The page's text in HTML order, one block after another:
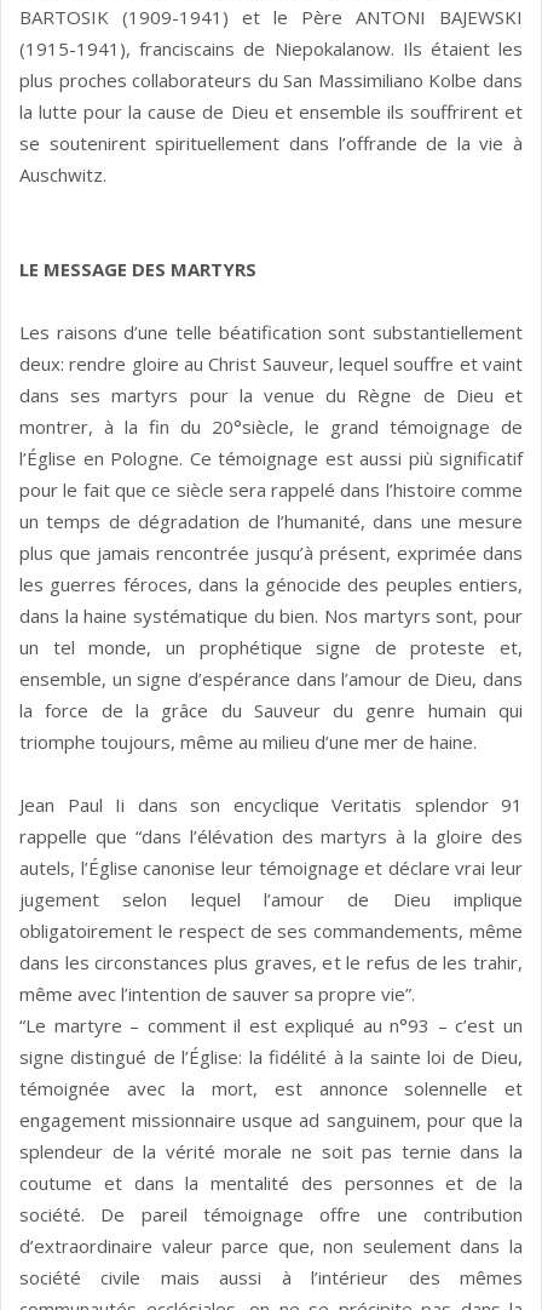
BARTOSIK (1909-1941) et le Père ANTONI BAJEWSKI
(1915-1941), franciscains de Niepokalanow. Ils étaient les
plus proches collaborateurs du San Massimiliano Kolbe dans
la lutte pour la cause de Dieu et ensemble ils souffrirent et
se soutenirent spirituellement dans l’offrande de la vie à
Auschwitz.
LE MESSAGE DES MARTYRS
Les raisons d’une telle béatification sont substantiellement
deux: rendre gloire au Christ Sauveur, lequel souffre et vaint
dans ses martyrs pour la venue du Règne de Dieu et
montrer, à la fin du 20°siècle, le grand témoignage de
l’Église en Pologne. Ce témoignage est aussi più significatif
pour le fait que ce siècle sera rappelé dans l’histoire comme
un temps de dégradation de l’humanité, dans une mesure
plus que jamais rencontrée jusqu’à présent, exprimée dans
les guerres féroces, dans la génocide des peuples entiers,
dans la haine systématique du bien. Nos martyrs sont, pour
un tel monde, un prophétique signe de proteste et,
ensemble, un signe d’espérance dans l’amour de Dieu, dans
la force de la grâce du Sauveur du genre humain qui
triomphe toujours, même au milieu d’une mer de haine.
Jean Paul Ii dans son encyclique Veritatis splendor 91
rappelle que “dans l’élévation des martyrs à la gloire des
autels, l’Église canonise leur témoignage et déclare vrai leur
jugement selon lequel l’amour de Dieu implique
obligatoirement le respect de ses commandements, même
dans les circonstances plus graves, et le refus de les trahir,
même avec l’intention de sauver sa propre vie”.
“Le martyre – comment il est expliqué au n°93 – c’est un
signe distingué de l’Église: la fidélité à la sainte loi de Dieu,
témoignée avec la mort, est annonce solennelle et
engagement missionnaire usque ad sanguinem, pour que la
splendeur de la vérité morale ne soit pas ternie dans la
coutume et dans la mentalité des personnes et de la
société. De pareil témoignage offre une contribution
d’extraordinaire valeur parce que, non seulement dans la
société civile mais aussi à l’intérieur des mêmes